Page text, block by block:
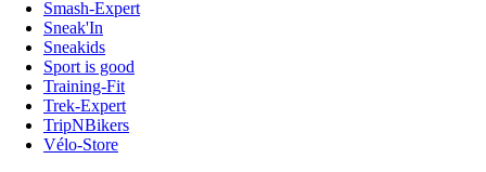
Smash-Expert
Sneak'In
Sneakids
Sport is good
Training-Fit
Trek-Expert
TripNBikers
Vélo-Store